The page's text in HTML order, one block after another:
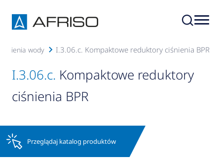
wody I.3.06.c. Kompaktowe reduktory ciśnienia BPR
I.3.06.c. Kompaktowe reduktory
ciśnienia BPR
Przeglądaj katalog produktów